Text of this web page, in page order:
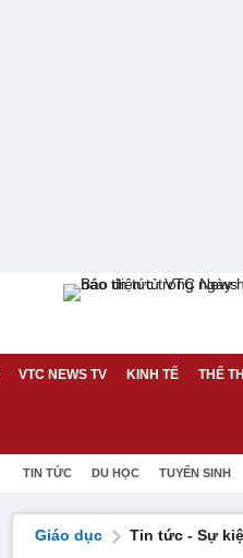
VTC NEWS TV KINH TẾ THỂ
TIN TỨC DU HỌC TUYỂN SINH
Giáo dục Tin tức - Sự